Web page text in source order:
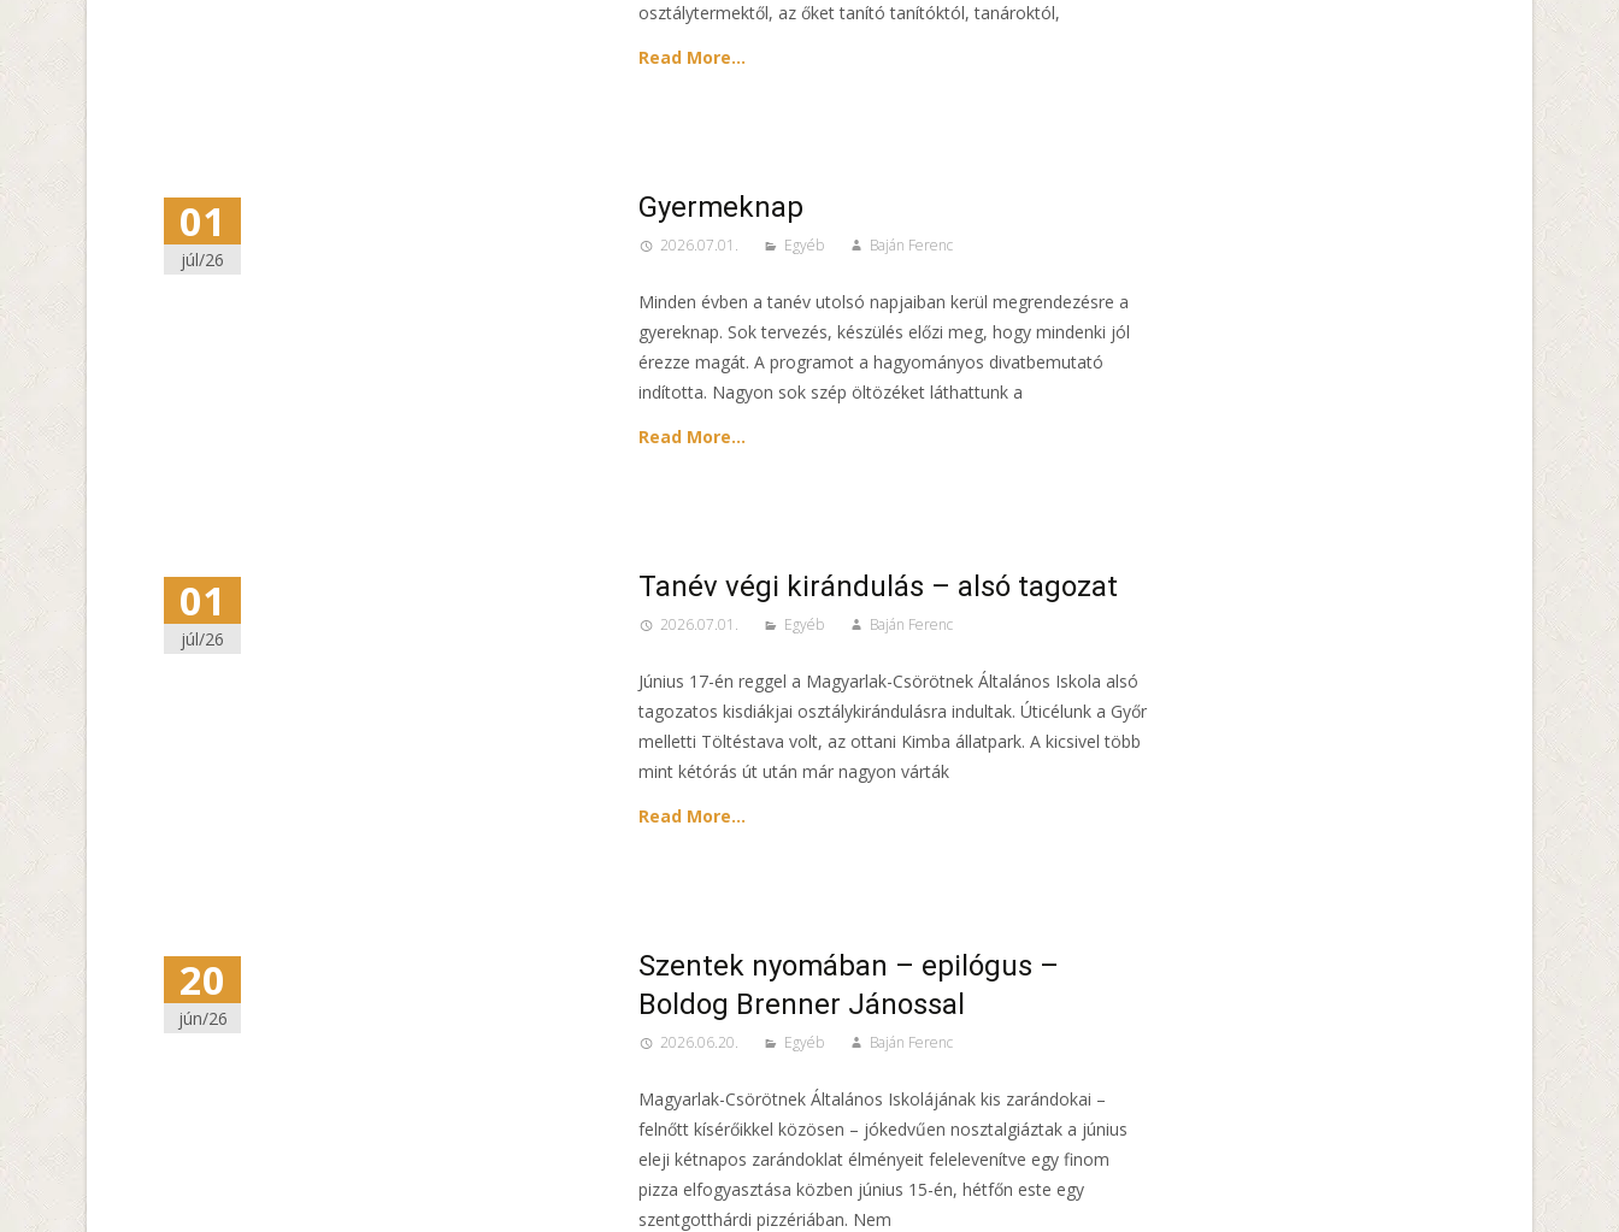
osztálytermektől, az őket tanító tanítóktól, tanároktól,
Read More…
01
júl/26
Gyermeknap
2026.07.01. Egyéb Baján Ferenc
Minden évben a tanév utolsó napjaiban kerül megrendezésre a
gyereknap. Sok tervezés, készülés előzi meg, hogy mindenki jól
érezze magát. A programot a hagyományos divatbemutató
indította. Nagyon sok szép öltözéket láthattunk a
Read More…
01
júl/26
Tanév végi kirándulás – alsó tagozat
2026.07.01. Egyéb Baján Ferenc
Június 17-én reggel a Magyarlak-Csörötnek Általános Iskola alsó
tagozatos kisdiákjai osztálykirándulásra indultak. Úticélunk a Győr
melletti Töltéstava volt, az ottani Kimba állatpark. A kicsivel több
mint kétórás út után már nagyon várták
Read More…
20
jún/26
Szentek nyomában – epilógus –
Boldog Brenner Jánossal
2026.06.20. Egyéb Baján Ferenc
Magyarlak-Csörötnek Általános Iskolájának kis zarándokai –
felnőtt kísérőikkel közösen – jókedvűen nosztalgiáztak a június
eleji kétnapos zarándoklat élményeit felelevenítve egy finom
pizza elfogyasztása közben június 15-én, hétfőn este egy
szentgotthárdi pizzériában. Nem